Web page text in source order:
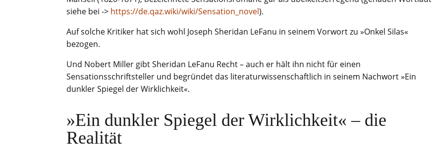
siehe bei -> https://de.qaz.wiki/wiki/Sensation_novel).
Auf solche Kritiker hat sich wohl Joseph Sheridan LeFanu in seinem Vorwort zu »Onkel Silas«
bezogen.
Und Nobert Miller gibt Sheridan LeFanu Recht – auch er hält ihn nicht für einen
Sensationsschriftsteller und begründet das literaturwissenschaftlich in seinem Nachwort »Ein
dunkler Spiegel der Wirklichkeit«.
»Ein dunkler Spiegel der Wirklichkeit« – die
Realität